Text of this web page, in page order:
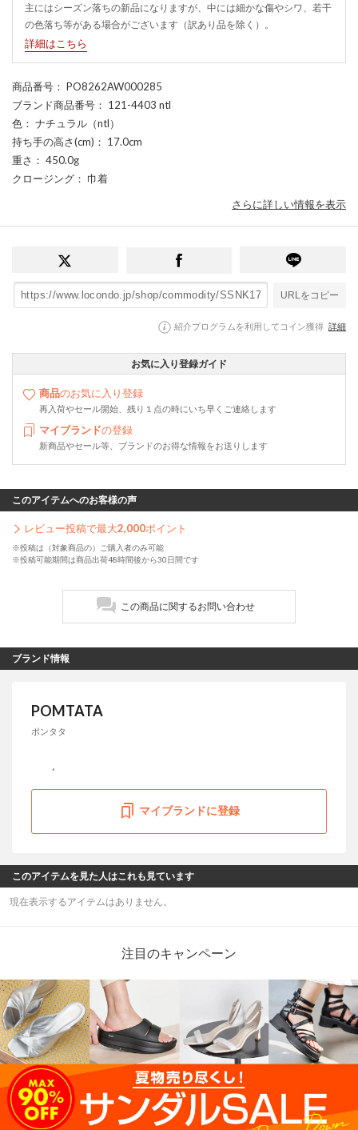
主にはシーズン落ちの新品になりますが、中には細かな傷やシワ、若干
の色落ち等がある場合がございます（訳あり品を除く）。
詳細はこちら
商品番号 ： PO8262AW000285
ブランド商品番号 ： 121-4403 ntl
色 ： ナチュラル（ntl）
持ち手の高さ(cm) ： 17.0cm
重さ ： 450.0g
クロージング ： 巾着
さらに詳しい情報を表示
URLをコピー
紹介プログラムを利用してコイン獲得 詳細
お気に入り登録ガイド
商品のお気に入り登録
再入荷やセール開始、残り１点の時にいち早くご連絡します
マイブランドの登録
新商品やセール等、ブランドのお得な情報をお送りします
このアイテムへのお客様の声
レビュー投稿で最大2,000ポイント
※投稿は（対象商品の）ご購入者のみ可能
※投稿可能期間は商品出荷48時間後から30日間です
この商品に関するお問い合わせ
ブランド情報
POMTATA
ポンタタ
マイブランドに登録
このアイテムを見た人はこれも見ています
現在表示するアイテムはありません。
注目のキャンペーン